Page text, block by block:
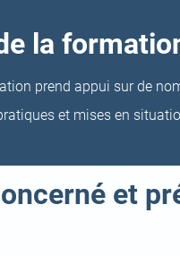
la
prend appui sur de
et mises en
et